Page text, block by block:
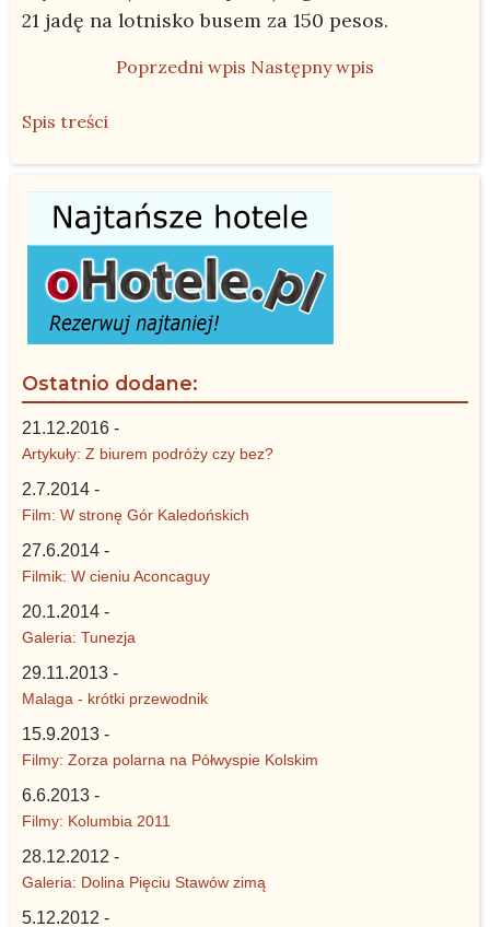
21 jadę na lotnisko busem za 150 pesos.
Poprzedni wpis Następny wpis
Spis treści
Ostatnio dodane:
21.12.2016 -
Artykuły: Z biurem podróży czy bez?
2.7.2014 -
Film: W stronę Gór Kaledońskich
27.6.2014 -
Filmik: W cieniu Aconcaguy
20.1.2014 -
Galeria: Tunezja
29.11.2013 -
Malaga - krótki przewodnik
15.9.2013 -
Filmy: Zorza polarna na Półwyspie Kolskim
6.6.2013 -
Filmy: Kolumbia 2011
28.12.2012 -
Galeria: Dolina Pięciu Stawów zimą
5.12.2012 -